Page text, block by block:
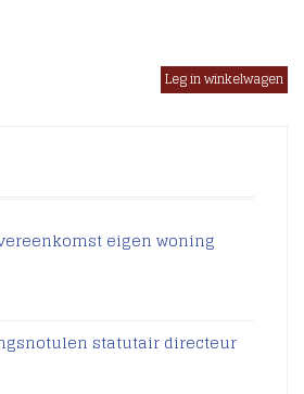
eigen woning
statutair directeur